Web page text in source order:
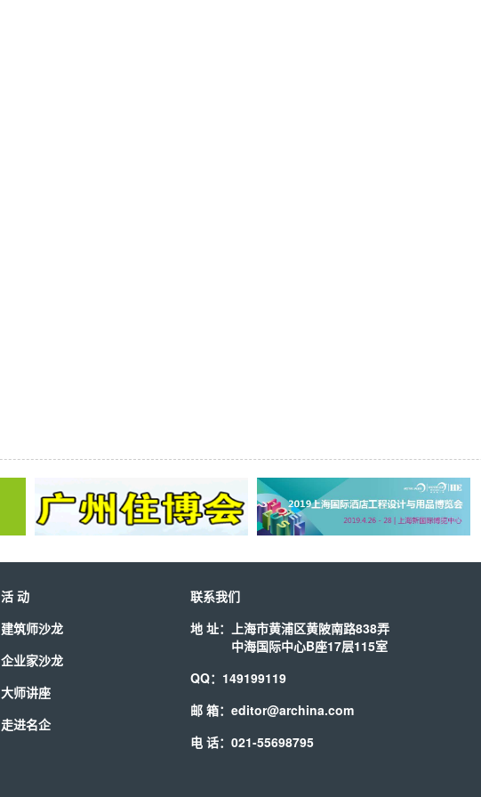
活 动
建筑师沙龙
企业家沙龙
大师讲座
走进名企
联系我们
地 址： 上海市黄浦区黄陂南路838弄
中海国际中心B座17层115室
QQ：149199119
邮 箱：editor@archina.com
电 话：021-55698795